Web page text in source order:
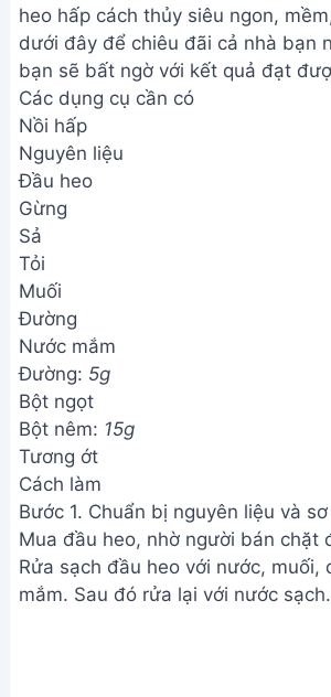
heo hấp cách thủy siêu ngon,
dưới đây để chiêu đãi cả nhà bạn
bạn sẽ bất ngờ với kết quả đạt
Các dụng cụ cần có
Nồi hấp
Nguyên liệu
Đầu heo
Gừng
Sả
Tỏi
Muối
Đường
Nước mắm
Đường: 5g
Bột ngọt
Bột nêm: 15g
Tương ớt
Cách làm
Bước 1. Chuẩn bị nguyên liệu và
Mua đầu heo, nhờ người bán chặt
Rửa sạch đầu heo với nước, muối,
mắm. Sau đó rửa lại với nước sạch.